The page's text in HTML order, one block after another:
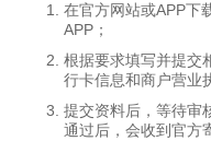
在官方网站或APP下
APP；
根据要求填写并提交
行卡信息和商户营业
提交资料后，等待审
通过后，会收到官方